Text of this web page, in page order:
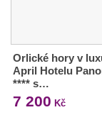
Orlické hory v
April Hotelu
**** s…
7 200 Kč